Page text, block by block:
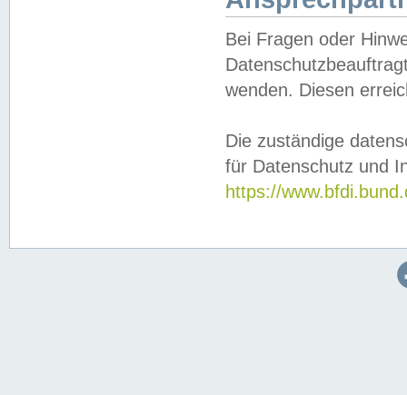
Bei Fragen oder
wenden. Diesen
Die zuständige
für Datenschutz und
https://